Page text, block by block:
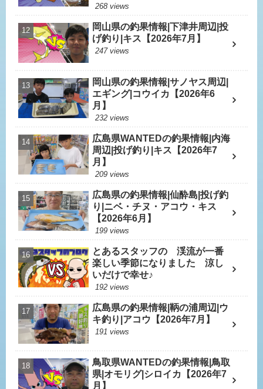
268 views
岡山県の釣果情報|下津井周辺|投
げ釣り|キス【2026年7月】
247 views
岡山県の釣果情報|サノヤス周辺|
エギング|コウイカ【2026年6
月】
232 views
広島県WANTEDの釣果情報|内海
周辺|投げ釣り|キス【2026年7
月】
209 views
広島県の釣果情報|仙酔島|投げ釣
り|ニベ・チヌ・アコウ・キス
【2026年6月】
199 views
とあるスタッフの 渓流が一番
楽しい季節になりました 涼し
いだけで幸せ♪
192 views
広島県の釣果情報|鞆の浦周辺|ウ
キ釣り|アコウ【2026年7月】
191 views
鳥取県WANTEDの釣果情報|鳥取
県|オモリグ|シロイカ【2026年7
月】